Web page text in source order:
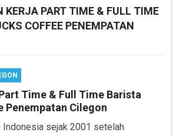
KERJA PART TIME & FULL TIME
COFFEE PENEMPATAN
Time & Full Time Barista
Penempatan Cilegon
Indonesia sejak 2001 setelah